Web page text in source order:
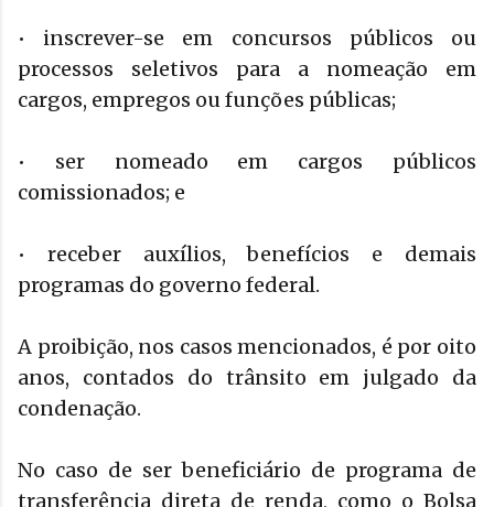
• inscrever-se em concursos públicos ou
processos seletivos para a nomeação em
cargos, empregos ou funções públicas;
• ser nomeado em cargos públicos
comissionados; e
• receber auxílios, benefícios e demais
programas do governo federal.
A proibição, nos casos mencionados, é por oito
anos, contados do trânsito em julgado da
condenação.
No caso de ser beneficiário de programa de
transferência direta de renda, como o Bolsa